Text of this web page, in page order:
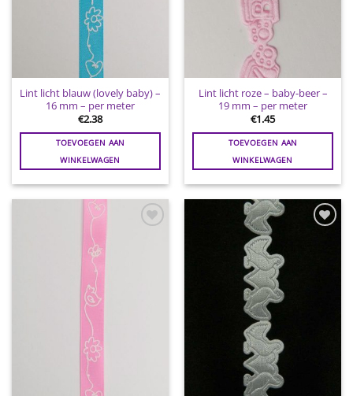
Lint licht blauw (lovely baby) –
16 mm – per meter
€2.38
TOEVOEGEN AAN
WINKELWAGEN
Lint licht roze – baby-beer –
19 mm – per meter
€1.45
TOEVOEGEN AAN
WINKELWAGEN